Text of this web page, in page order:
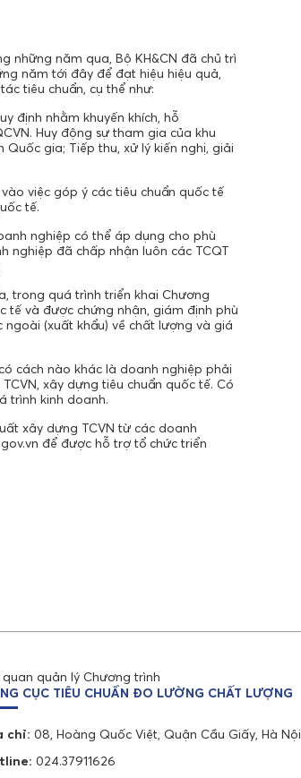
những năm qua, Bộ KH&CN đã chủ trì
năm tới đây để đạt hiệu hiệu quả,
tiêu chuẩn, cụ thể như:
định nhằm khuyến khích, hỗ
Huy động sự tham gia của khu
gia; Tiếp thu, xử lý kiến nghị, giải
việc góp ý các tiêu chuẩn quốc tế
tế.
nghiệp có thể áp dụng cho phù
nghiệp đã chấp nhận luôn các TCQT
trong quá trình triển khai Chương
tế và được chứng nhận, giám định phù
(xuất khẩu) về chất lượng và giá
cách nào khác là doanh nghiệp phải
xây dựng tiêu chuẩn quốc tế. Có
trình kinh doanh.
xây dựng TCVN từ các doanh
để được hỗ trợ tổ chức triển
quan quản lý Chương trình
CỤC TIÊU CHUẨN ĐO LƯỜNG CHẤT LƯỢNG
chỉ:08, Hoàng Quốc Việt, Quận Cầu Giấy, Hà Nội
024.37911626